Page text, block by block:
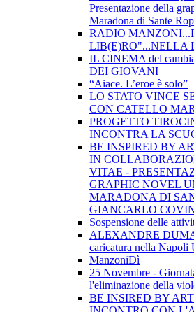
Presentazione della
Maradona di Sante
RADIO
LIB(E)RO"...NELLA
IL CINEMA del
DEI GIOVANI
“Aiace. L’eroe è solo”
LO STATO VINCE
CON CATELLO
PROGETTO
INCONTRA LA
BE INSPIRED BY
IN
VITAE -
GRAPHIC NOVEL
MARADONA DI
GIANCARLO
Sospensione delle
ALEXANDRE
caricatura nella Napoli
ManzoniDì
25 Novembre -
l'eliminazione della
BE INSIRED BY